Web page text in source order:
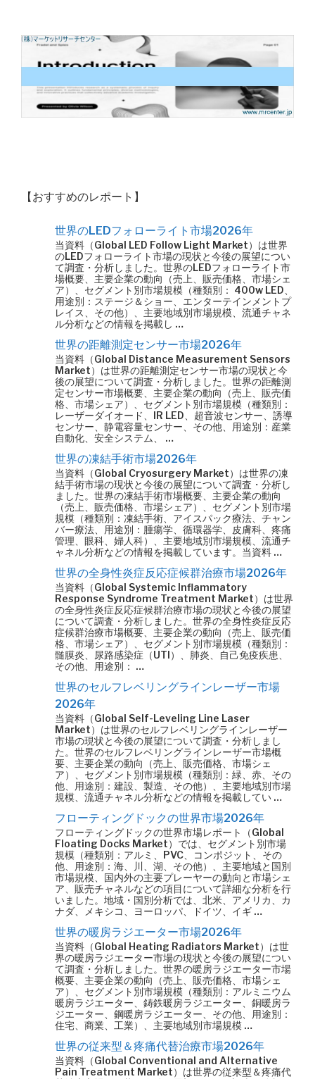
【おすすめのレポート】
世界のLEDフォローライト市場2026年
当資料（Global LED Follow Light Market）は世界
のLEDフォローライト市場の現状と今後の展望につい
て調査・分析しました。世界のLEDフォローライト市
場概要、主要企業の動向（売上、販売価格、市場シェ
ア）、セグメント別市場規模（種類別： 400w LED、
用途別：ステージ＆ショー、エンターテインメントプ
レイス、その他）、主要地域別市場規模、流通チャネ
ル分析などの情報を掲載し …
世界の距離測定センサー市場2026年
当資料（Global Distance Measurement Sensors
Market）は世界の距離測定センサー市場の現状と今
後の展望について調査・分析しました。世界の距離測
定センサー市場概要、主要企業の動向（売上、販売価
格、市場シェア）、セグメント別市場規模（種類別：
レーザーダイオード、IR LED、超音波センサー、誘導
センサー、静電容量センサー、その他、用途別：産業
自動化、安全システム、 …
世界の凍結手術市場2026年
当資料（Global Cryosurgery Market）は世界の凍
結手術市場の現状と今後の展望について調査・分析し
ました。世界の凍結手術市場概要、主要企業の動向
（売上、販売価格、市場シェア）、セグメント別市場
規模（種類別：凍結手術、アイスパック療法、チャン
バー療法、用途別：腫瘍学、循環器学、皮膚科、疼痛
管理、眼科、婦人科）、主要地域別市場規模、流通チ
ャネル分析などの情報を掲載しています。当資料 …
世界の全身性炎症反応症候群治療市場2026年
当資料（Global Systemic Inflammatory
Response Syndrome Treatment Market）は世界
の全身性炎症反応症候群治療市場の現状と今後の展望
について調査・分析しました。世界の全身性炎症反応
症候群治療市場概要、主要企業の動向（売上、販売価
格、市場シェア）、セグメント別市場規模（種類別：
髄膜炎、尿路感染症（UTI）、肺炎、自己免疫疾患、
その他、用途別： …
世界のセルフレベリングラインレーザー市場
2026年
当資料（Global Self-Leveling Line Laser
Market）は世界のセルフレベリングラインレーザー
市場の現状と今後の展望について調査・分析しまし
た。世界のセルフレベリングラインレーザー市場概
要、主要企業の動向（売上、販売価格、市場シェ
ア）、セグメント別市場規模（種類別：緑、赤、その
他、用途別：建設、製造、その他）、主要地域別市場
規模、流通チャネル分析などの情報を掲載してい …
フローティングドックの世界市場2026年
フローティングドックの世界市場レポート（Global
Floating Docks Market）では、セグメント別市場
規模（種類別：アルミ、PVC、コンポジット、その
他、用途別：海、川、湖、その他）、主要地域と国別
市場規模、国内外の主要プレーヤーの動向と市場シェ
ア、販売チャネルなどの項目について詳細な分析を行
いました。地域・国別分析では、北米、アメリカ、カ
ナダ、メキシコ、ヨーロッパ、ドイツ、イギ …
世界の暖房ラジエーター市場2026年
当資料（Global Heating Radiators Market）は世
界の暖房ラジエーター市場の現状と今後の展望につい
て調査・分析しました。世界の暖房ラジエーター市場
概要、主要企業の動向（売上、販売価格、市場シェ
ア）、セグメント別市場規模（種類別：アルミニウム
暖房ラジエーター、鋳鉄暖房ラジエーター、銅暖房ラ
ジエーター、鋼暖房ラジエーター、その他、用途別：
住宅、商業、工業）、主要地域別市場規模 …
世界の従来型＆疼痛代替治療市場2026年
当資料（Global Conventional and Alternative
Pain Treatment Market）は世界の従来型＆疼痛代